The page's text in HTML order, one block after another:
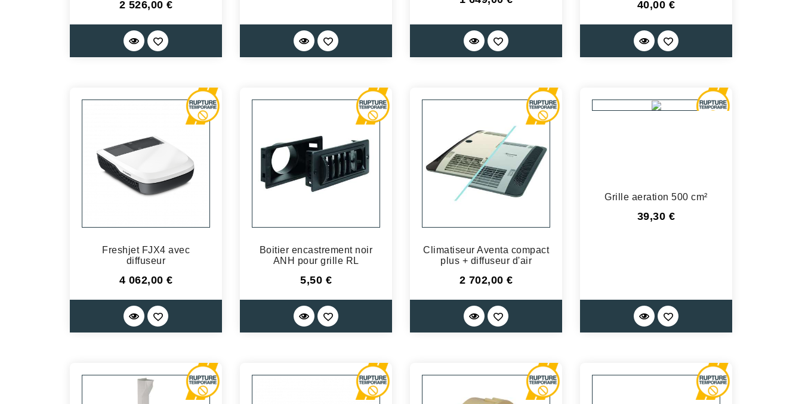
Prix
2 526,00 € Prix
40,00 €
Freshjet FJX4 avec
diffuseur
Prix
4 062,00 €
Boitier encastrement noir
ANH pour grille RL
Prix
5,50 €
Climatiseur Aventa compact
plus + diffuseur d'air
Prix
2 702,00 €
Grille aeration 500 cm²
Prix
39,30 €